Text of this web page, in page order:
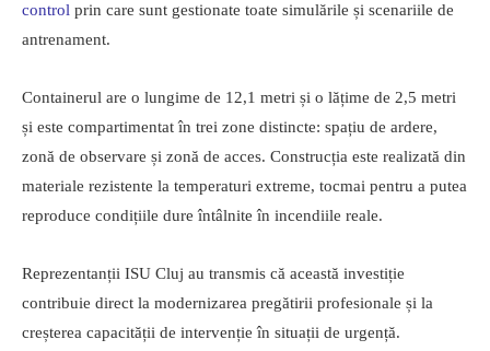
control prin care sunt gestionate toate simulările și scenariile de
antrenament.
Containerul are o lungime de 12,1 metri și o lățime de 2,5 metri
și este compartimentat în trei zone distincte: spațiu de ardere,
zonă de observare și zonă de acces. Construcția este realizată din
materiale rezistente la temperaturi extreme, tocmai pentru a putea
reproduce condițiile dure întâlnite în incendiile reale.
Reprezentanții ISU Cluj au transmis că această investiție
contribuie direct la modernizarea pregătirii profesionale și la
creșterea capacității de intervenție în situații de urgență.